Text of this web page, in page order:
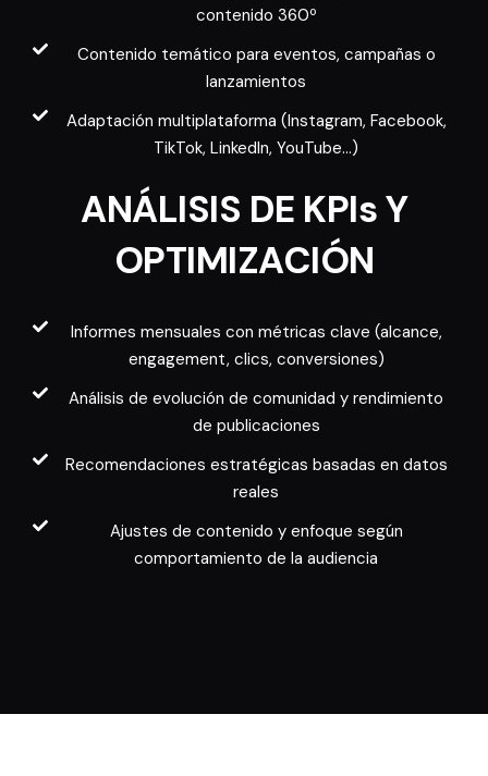
contenido 360º
Contenido temático para eventos, campañas o
lanzamientos
Adaptación multiplataforma (Instagram, Facebook,
TikTok, LinkedIn, YouTube…)
ANÁLISIS DE KPIs Y
OPTIMIZACIÓN
Informes mensuales con métricas clave (alcance,
engagement, clics, conversiones)
Análisis de evolución de comunidad y rendimiento
de publicaciones
Recomendaciones estratégicas basadas en datos
reales
Ajustes de contenido y enfoque según
comportamiento de la audiencia